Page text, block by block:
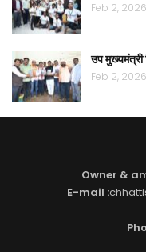
Feb 2, 2026
उप मुख्यमंत्री
Feb 2, 2026
Owner &
E-mail :